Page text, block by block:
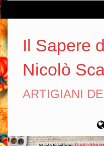
Il Sapere
Nicolò
ARTIGIANI